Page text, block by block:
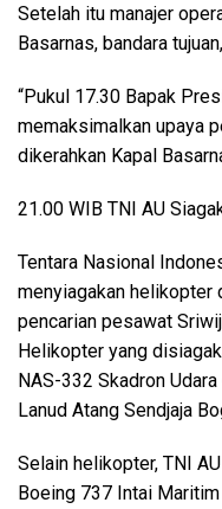
Setelah itu manajer
Basarnas, bandara
“Pukul 17.30 Bapak
memaksimalkan upaya
dikerahkan Kapal
21.00 WIB TNI AU
Tentara Nasional
menyiagakan helikopter
pencarian pesawat
Helikopter yang
NAS-332 Skadron
Lanud Atang Sendjaja
Selain helikopter, TNI
Boeing 737 Intai